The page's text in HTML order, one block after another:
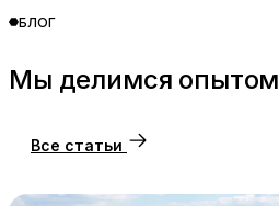
БЛОГ
Мы делимся опытом
Все статьи